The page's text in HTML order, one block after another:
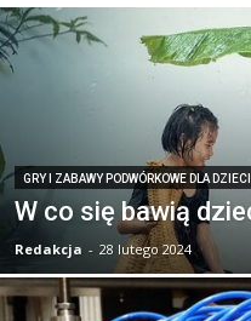
GRY I ZABAWY PODWÓRKOWE DLA DZIECI
W co się bawią
Redakcja - 28 lutego 2024